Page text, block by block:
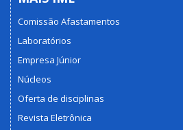
Comissão Afastamentos
Laboratórios
Empresa Júnior
Núcleos
Oferta de disciplinas
Revista Eletrônica